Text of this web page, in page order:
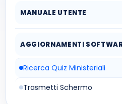
MANUALE UTENTE
AGGIORNAMENTI
Ricerca Quiz Ministeriali
Trasmetti Schermo